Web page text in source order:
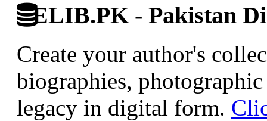
ELIB.PK - Pakistan
Create your author's
biographies,
legacy in digital form.